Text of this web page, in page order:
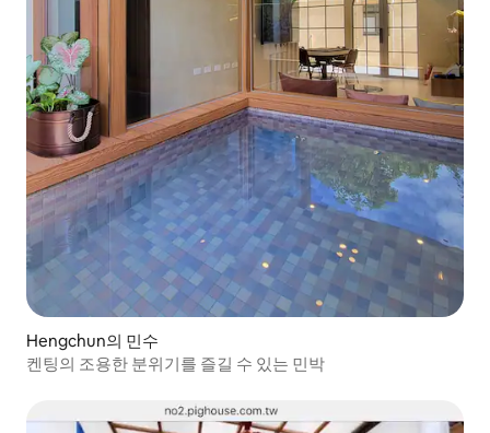
Hengchun의 민수
켄팅의 조용한 분위기를 즐길 수 있는 민박